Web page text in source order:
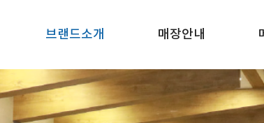
브랜드소개 매장안내